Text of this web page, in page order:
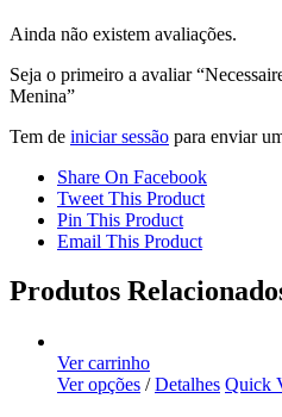
Ainda não existem avaliações.
Seja o primeiro a avaliar
Menina”
Tem de iniciar sessão para enviar
Share On Facebook
Tweet This Product
Pin This Product
Email This Product
Produtos
Ver carrinho
Ver opções / Detalhes Quick